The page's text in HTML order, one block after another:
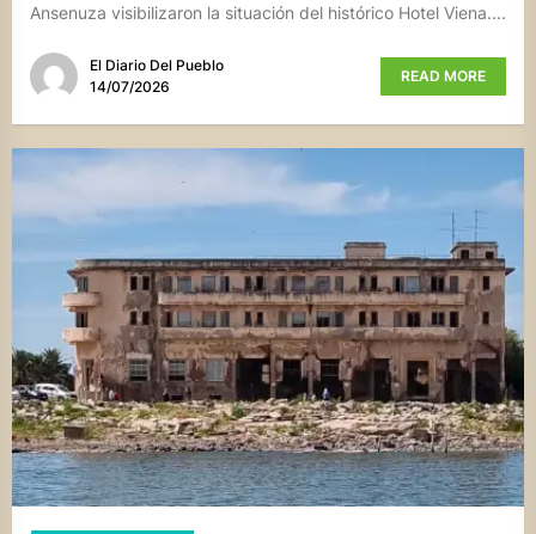
Ansenuza visibilizaron la situación del histórico Hotel Viena....
El Diario Del Pueblo
14/07/2026
READ MORE